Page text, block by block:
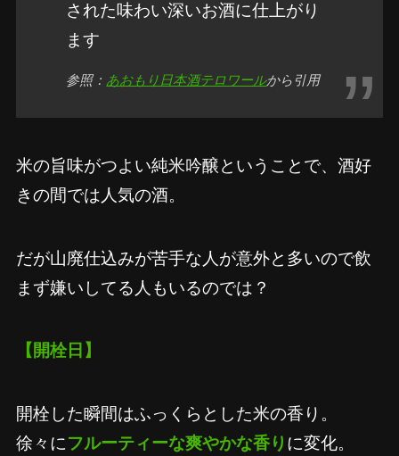
された味わい深いお酒に仕上がり
ます
参照： あおもり日本酒テロワールから引用
米の旨味がつよい純米吟醸ということで、酒好
きの間では人気の酒。
だが山廃仕込みが苦手な人が意外と多いので飲
まず嫌いしてる人もいるのでは？
【開栓日】
開栓した瞬間はふっくらとした米の香り。
徐々にフルーティーな爽やかな香り に変化。